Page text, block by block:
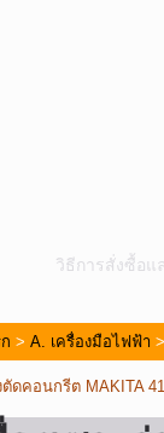
วิธีการสั่งซื้อแ
> A. เครื่องมือไฟฟ้า
ตัดคอนกรีต MAKITA